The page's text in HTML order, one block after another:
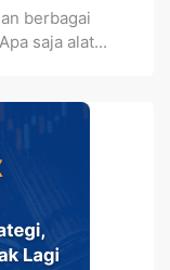
berbagai
saja alat...